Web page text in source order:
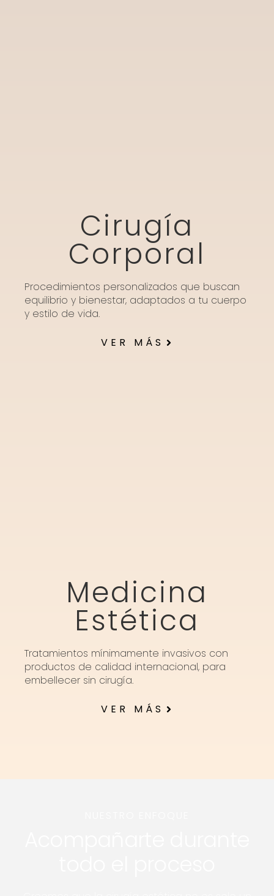
Cirugía
Corporal
Procedimientos personalizados que buscan
equilibrio y bienestar, adaptados a tu cuerpo
y estilo de vida.
VER MÁS
Medicina
Estética
Tratamientos mínimamente invasivos con
productos de calidad internacional, para
embellecer sin cirugía.
VER MÁS